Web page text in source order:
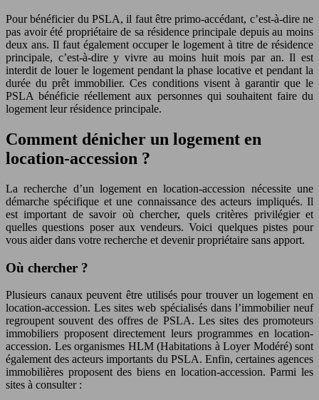
Pour bénéficier du PSLA, il faut être primo-accédant, c’est-à-dire ne
pas avoir été propriétaire de sa résidence principale depuis au moins
deux ans. Il faut également occuper le logement à titre de résidence
principale, c’est-à-dire y vivre au moins huit mois par an. Il est
interdit de louer le logement pendant la phase locative et pendant la
durée du prêt immobilier. Ces conditions visent à garantir que le
PSLA bénéficie réellement aux personnes qui souhaitent faire du
logement leur résidence principale.
Comment dénicher un logement en
location-accession ?
La recherche d’un logement en location-accession nécessite une
démarche spécifique et une connaissance des acteurs impliqués. Il
est important de savoir où chercher, quels critères privilégier et
quelles questions poser aux vendeurs. Voici quelques pistes pour
vous aider dans votre recherche et devenir propriétaire sans apport.
Où chercher ?
Plusieurs canaux peuvent être utilisés pour trouver un logement en
location-accession. Les sites web spécialisés dans l’immobilier neuf
regroupent souvent des offres de PSLA. Les sites des promoteurs
immobiliers proposent directement leurs programmes en location-
accession. Les organismes HLM (Habitations à Loyer Modéré) sont
également des acteurs importants du PSLA. Enfin, certaines agences
immobilières proposent des biens en location-accession. Parmi les
sites à consulter :